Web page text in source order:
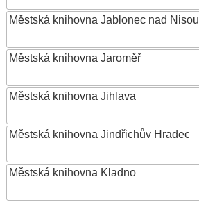
Městská knihovna Jablonec nad Nisou
Městská knihovna Jaroměř
Městská knihovna Jihlava
Městská knihovna Jindřichův Hradec
Městská knihovna Kladno